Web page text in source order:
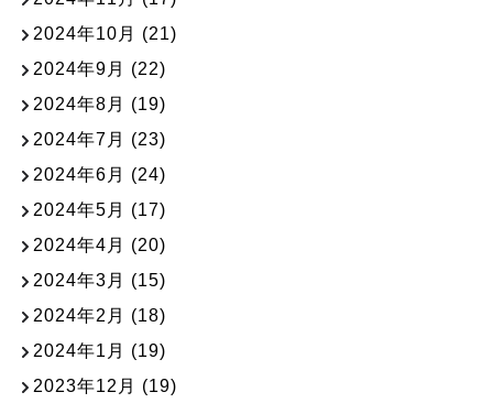
2024年10月 (21)
2024年9月 (22)
2024年8月 (19)
2024年7月 (23)
2024年6月 (24)
2024年5月 (17)
2024年4月 (20)
2024年3月 (15)
2024年2月 (18)
2024年1月 (19)
2023年12月 (19)